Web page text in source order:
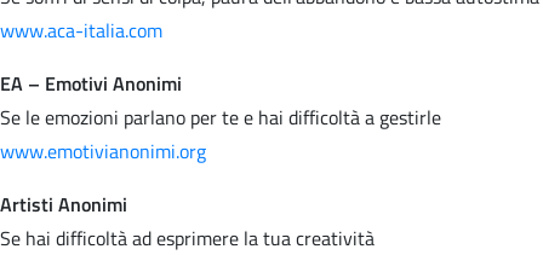
www.aca-italia.com
EA – Emotivi Anonimi
Se le emozioni parlano per te e hai difficoltà a gestirle
www.emotivianonimi.org
Artisti Anonimi
Se hai difficoltà ad esprimere la tua creatività